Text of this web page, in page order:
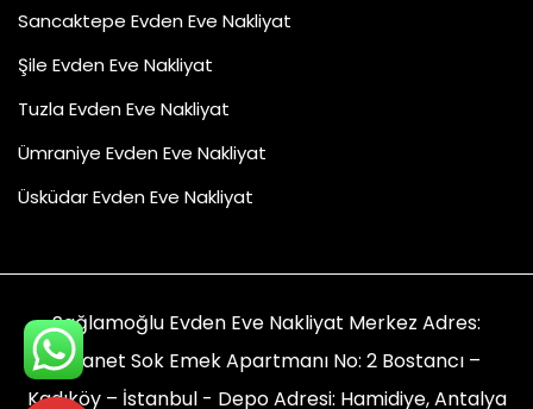
Sancaktepe Evden Eve Nakliyat
Şile Evden Eve Nakliyat
Tuzla Evden Eve Nakliyat
Ümraniye Evden Eve Nakliyat
Üsküdar Evden Eve Nakliyat
Sağlamoğlu Evden Eve Nakliyat Merkez Adres:
Emanet Sok Emek Apartmanı No: 2 Bostancı –
Kadıköy – İstanbul - Depo Adresi: Hamidiye, Antalya